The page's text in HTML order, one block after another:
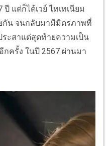
แต่ก็ได้เวย์ ไทเทเนียม
กัน จนกลับมามีมิตรภาพที่
ะสาแต่สุดท้ายความเป็น
ครั้ง ในปี 2567 ผ่านมา